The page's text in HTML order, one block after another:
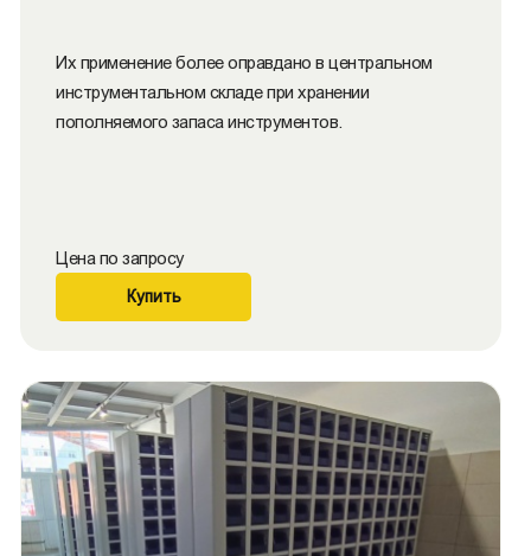
Их применение более оправдано в центральном
инструментальном складе при хранении
пополняемого запаса инструментов.
Цена по запросу
Купить